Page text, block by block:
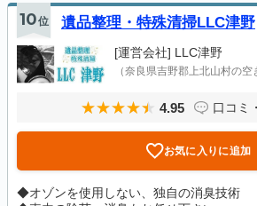
10位 遺品整理・特殊清掃LLC津野
[運営会社] LLC津野
（奈良県吉野郡上北山村の空
4.95 口コミ
お気に入りに追加
◆オゾンを使用しない、独自の消臭技術